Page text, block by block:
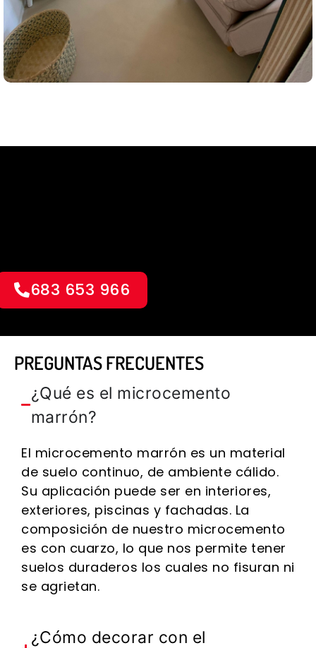
683 653 966
PREGUNTAS FRECUENTES
¿Qué es el microcemento
marrón?
El microcemento marrón es un material
de suelo continuo, de ambiente cálido.
Su aplicación puede ser en interiores,
exteriores, piscinas y fachadas. La
composición de nuestro microcemento
es con cuarzo, lo que nos permite tener
suelos duraderos los cuales no fisuran ni
se agrietan.
¿Cómo decorar con el